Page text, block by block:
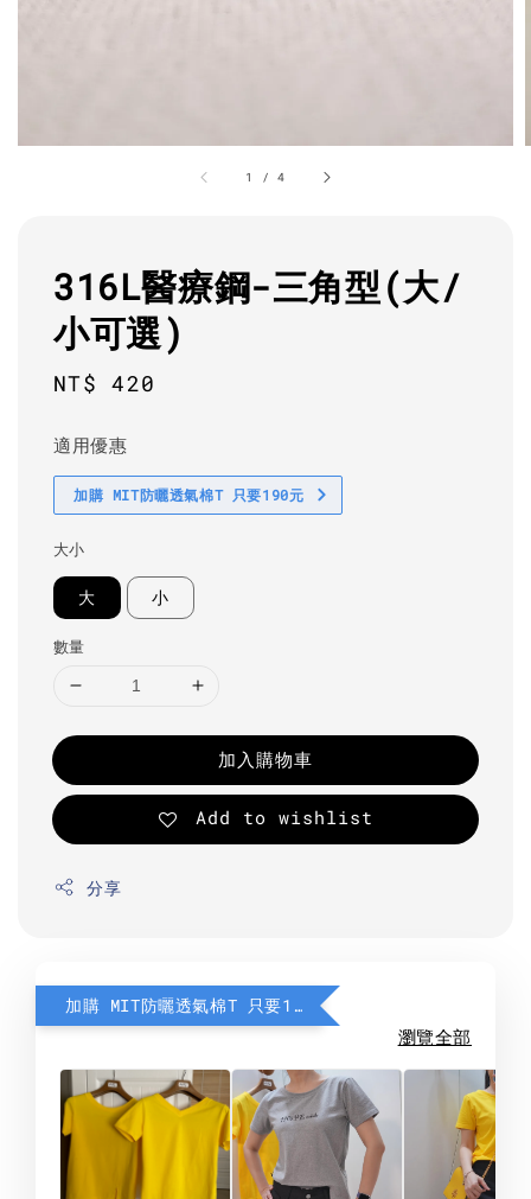
1 /4
316L醫療鋼-三角型(大/
小可選)
Regular
NT$ 420
適用優惠
加購 MIT防曬透氣棉T 只要190元
大小
大 小
數量
加入購物車
Add to wishlist
分享
加購 MIT防曬透氣棉T 只要190元
瀏覽全部